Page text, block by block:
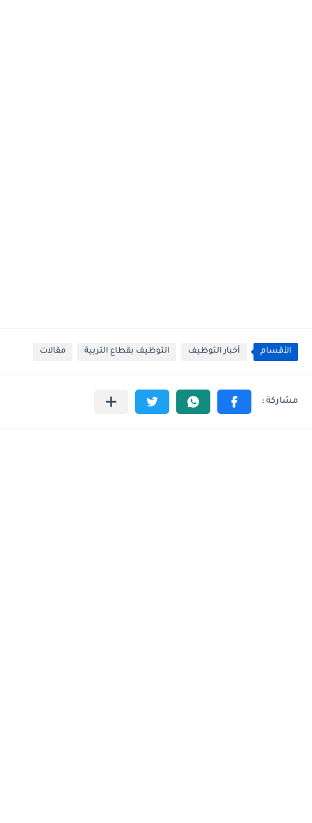
الأقسام أخبار التوظيف التوظيف بقطاع التربية مقالات